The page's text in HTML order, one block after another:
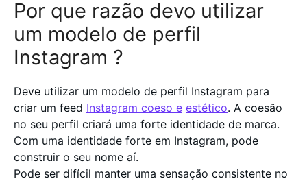
Por que razão devo utilizar
um modelo de perfil
Instagram ?
Deve utilizar um modelo de perfil Instagram para
criar um feed Instagram coeso e estético. A coesão
no seu perfil criará uma forte identidade de marca.
Com uma identidade forte em Instagram, pode
construir o seu nome aí.
Pode ser difícil manter uma sensação consistente no